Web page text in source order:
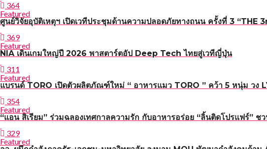
364
Featured
ศูนย์วิจัยอุบัติเหตุฯ เปิดเวทีประชุมด้านความปลอดภัยทางถนน ครั้งที่ 3 “THE
369
Featured
NIA เดินเกมใหญ่ปี 2026 พาสตาร์ตอัป Deep Tech ไทยสู่เวทีญี่ปุ่น
311
Featured
แบรนด์ TORO เปิดตัวผลิตภัณฑ์ใหม่ “ อาหารแมว TORO ” คว้า 5 หนุ่ม วง
354
Featured
“แอน สิเรียม” ร่วมฉลองเทศกาลความรัก กับอาหารอร่อย “ลิ้นติดโปรแฟร์”
329
Featured